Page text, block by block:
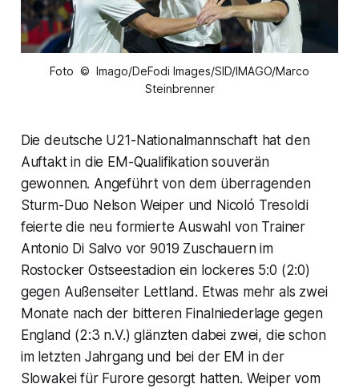
Foto © Imago/DeFodi Images/SID/IMAGO/Marco
Steinbrenner
Die deutsche U21-Nationalmannschaft hat den
Auftakt in die EM-Qualifikation souverän
gewonnen. Angeführt von dem überragenden
Sturm-Duo Nelson Weiper und Nicoló Tresoldi
feierte die neu formierte Auswahl von Trainer
Antonio Di Salvo vor 9019 Zuschauern im
Rostocker Ostseestadion ein lockeres 5:0 (2:0)
gegen Außenseiter Lettland. Etwas mehr als zwei
Monate nach der bitteren Finalniederlage gegen
England (2:3 n.V.) glänzten dabei zwei, die schon
im letzten Jahrgang und bei der EM in der
Slowakei für Furore gesorgt hatten. Weiper vom